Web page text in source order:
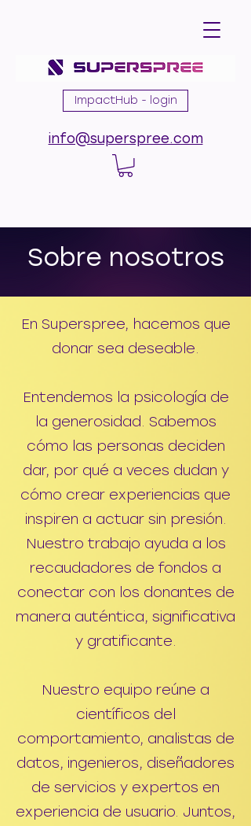
ImpactHub - login
info@superspree.com
Sobre nosotros
En Superspree, hacemos que
donar sea deseable.
Entendemos la psicología de
la generosidad. Sabemos
cómo las personas deciden
dar, por qué a veces dudan y
cómo crear experiencias que
inspiren a actuar sin presión.
Nuestro trabajo ayuda a los
recaudadores de fondos a
conectar con los donantes de
manera auténtica, significativa
y gratificante.
Nuestro equipo reúne a
científicos del
comportamiento, analistas de
datos, ingenieros, diseñadores
de servicios y expertos en
experiencia de usuario. Juntos,